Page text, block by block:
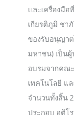
และเครื่องมื
เกียรติภูมิ ชา
ของรับอนุญา
มหาชน) เป็นผู้
อบรมจากคณ
เทคโนโลยี แ
จำนวนทั้งสิ้น
ประกอบ อติโ